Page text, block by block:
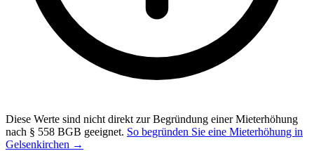
Diese Werte sind nicht direkt zur Begründung einer Mieterhöhung
nach § 558 BGB geeignet. So begründen Sie eine Mieterhöhung in
Gelsenkirchen →